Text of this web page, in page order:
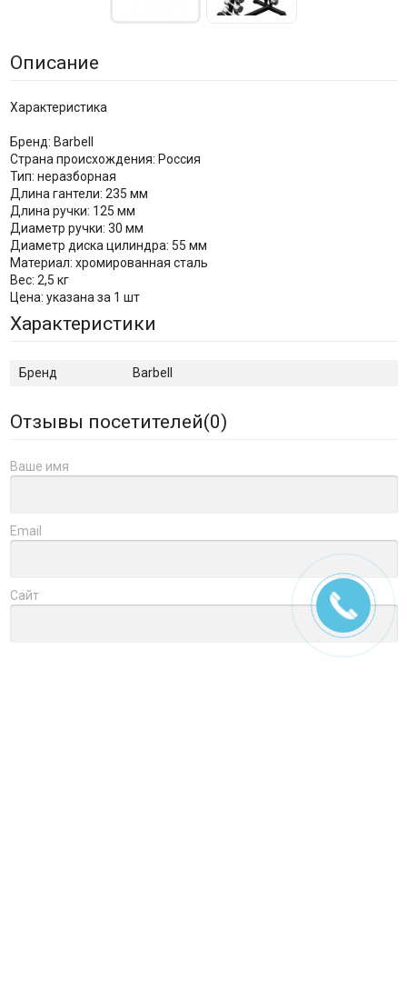
Описание
Характеристика
Бренд: Barbell
Страна происхождения: Россия
Тип: неразборная
Длина гантели: 235 мм
Длина ручки: 125 мм
Диаметр ручки: 30 мм
Диаметр диска цилиндра: 55 мм
Материал: хромированная сталь
Вес: 2,5 кг
Цена: указана за 1 шт
Характеристики
Бренд Barbell
Отзывы посетителей(0)
Ваше имя
Email
Сайт